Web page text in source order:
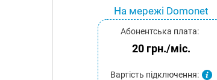
На мережі Domonet
Абонентська плата:
20 грн./міс.
Вартість підключення: